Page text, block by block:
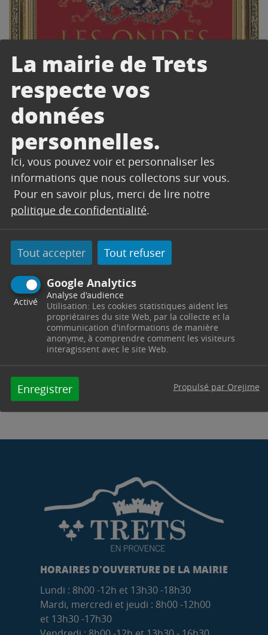
La mairie de Trets
respecte vos
données
personnelles.
Ici, vous pouvez voir et personnaliser les
informations que nous collectons sur vous.
Pour en savoir plus, merci de lire notre
politique de confidentialité.
Tout accepter Tout refuser
Google Analytics
Activé
Analyse d'audience
Utilisation: Les cookies statistiques aident les
propriétaires du site Web, par la collecte et la
communication d'informations de manière
anonyme, à comprendre comment les visiteurs
interagissent avec le site Web.
Enregistrer Propulsé par Orejime
Thème :CONCERT
Public :Tout Public
Le 31 janvier 2026
Église
Horaires :17h
HORAIRES D'OUVERTURE DE LA MAIRIE
Lundi : 8h00 -12h et 13h30 -18h30
Mardi, mercredi et jeudi : 8h00 -12h00
et 13h30 -17h30